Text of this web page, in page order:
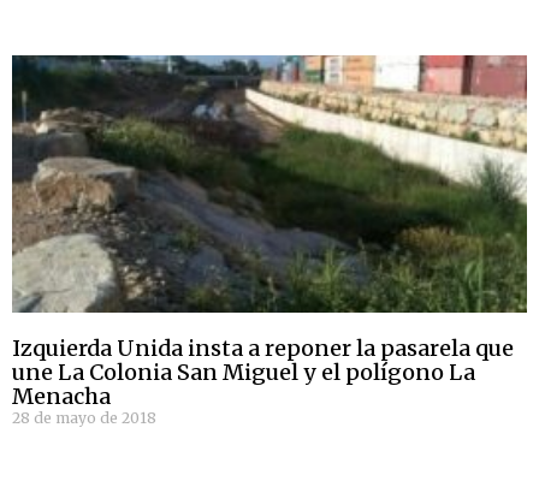
Izquierda Unida insta a reponer la pasarela que
une La Colonia San Miguel y el polígono La
Menacha
28 de mayo de 2018